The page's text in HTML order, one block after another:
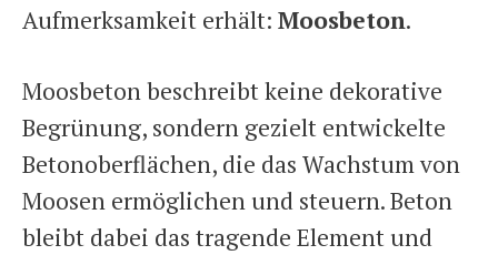
Aufmerksamkeit erhält: Moosbeton.
Moosbeton beschreibt keine dekorative
Begrünung, sondern gezielt entwickelte
Betonoberflächen, die das Wachstum von
Moosen ermöglichen und steuern. Beton
bleibt dabei das tragende Element und